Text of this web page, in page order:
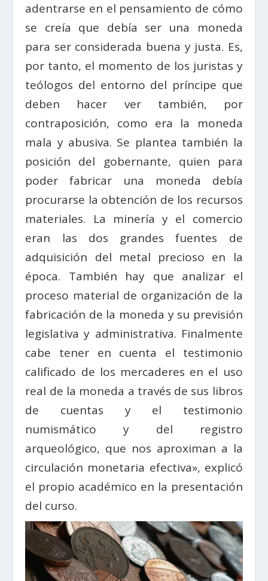
adentrarse en el pensamiento de cómo
se creía que debía ser una moneda
para ser considerada buena y justa. Es,
por tanto, el momento de los juristas y
teólogos del entorno del príncipe que
deben hacer ver también, por
contraposición, como era la moneda
mala y abusiva. Se plantea también la
posición del gobernante, quien para
poder fabricar una moneda debía
procurarse la obtención de los recursos
materiales. La minería y el comercio
eran las dos grandes fuentes de
adquisición del metal precioso en la
época. También hay que analizar el
proceso material de organización de la
fabricación de la moneda y su previsión
legislativa y administrativa. Finalmente
cabe tener en cuenta el testimonio
calificado de los mercaderes en el uso
real de la moneda a través de sus libros
de cuentas y el testimonio
numismático y del registro
arqueológico, que nos aproximan a la
circulación monetaria efectiva», explicó
el propio académico en la presentación
del curso.